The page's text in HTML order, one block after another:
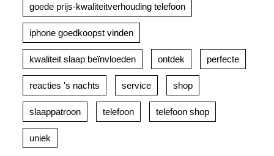
goede prijs-kwaliteitverhouding telefoon
iphone goedkoopst vinden
kwaliteit slaap beïnvloeden ontdek perfecte
reacties 's nachts service shop
slaappatroon telefoon telefoon shop
uniek